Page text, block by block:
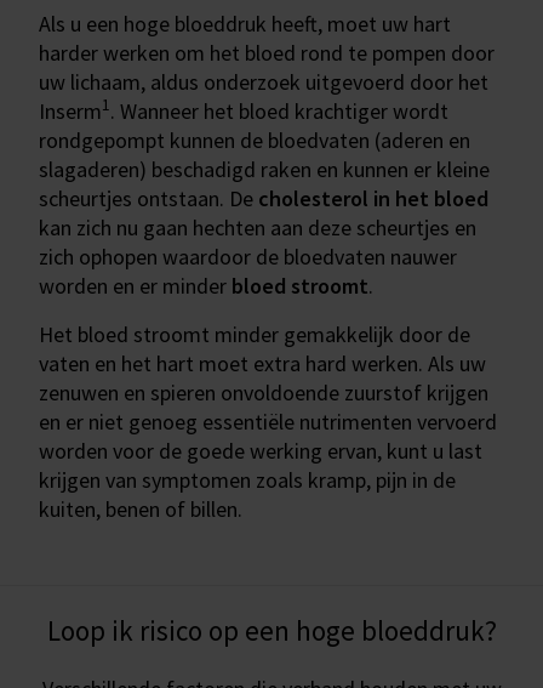
Als u een hoge bloeddruk heeft, moet uw hart
harder werken om het bloed rond te pompen door
uw lichaam, aldus onderzoek uitgevoerd door het
Inserm1. Wanneer het bloed krachtiger wordt
rondgepompt kunnen de bloedvaten (aderen en
slagaderen) beschadigd raken en kunnen er kleine
scheurtjes ontstaan. De cholesterol in het bloed
kan zich nu gaan hechten aan deze scheurtjes en
zich ophopen waardoor de bloedvaten nauwer
worden en er minder bloed stroomt.
Het bloed stroomt minder gemakkelijk door de
vaten en het hart moet extra hard werken. Als uw
zenuwen en spieren onvoldoende zuurstof krijgen
en er niet genoeg essentiële nutrimenten vervoerd
worden voor de goede werking ervan, kunt u last
krijgen van symptomen zoals kramp, pijn in de
kuiten, benen of billen.
Loop ik risico op een hoge bloeddruk?